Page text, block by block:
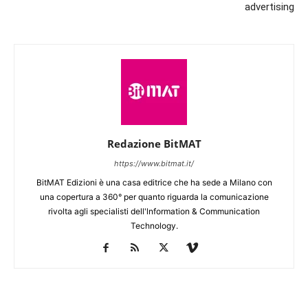
advertising
Redazione BitMAT
https://www.bitmat.it/
BitMAT Edizioni è una casa editrice che ha sede a Milano con
una copertura a 360° per quanto riguarda la comunicazione
rivolta agli specialisti dell'lnformation & Communication
Technology.